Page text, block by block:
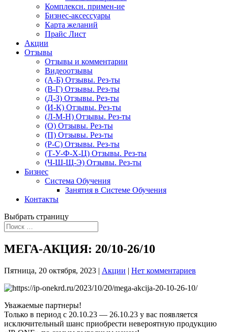
Комплексн. примен-ие
Бизнес-аксессуары
Карта желаний
Прайс Лист
Акции
Отзывы
Отзывы и комментарии
Видеоотзывы
(А-Б) Отзывы. Рез-ты
(В-Г) Отзывы. Рез-ты
(Д-З) Отзывы. Рез-ты
(И-К) Отзывы. Рез-ты
(Л-М-Н) Отзывы. Рез-ты
(О) Отзывы. Рез-ты
(П) Отзывы. Рез-ты
(Р-С) Отзывы. Рез-ты
(Т-У-Ф-Х-Ц) Отзывы. Рез-ты
(Ч-Ш-Щ-Э) Отзывы. Рез-ты
Бизнес
Система Обучения
Занятия в Системе Обучения
Контакты
Выбрать страницу
МЕГА-АКЦИЯ: 20/10-26/10
Пятница, 20 октября, 2023 | Акции | Нет комментариев
Уважаемые партнеры!
Только в период с 20.10.23 — 26.10.23 у вас появляется
исключительный шанс приобрести невероятную продукцию